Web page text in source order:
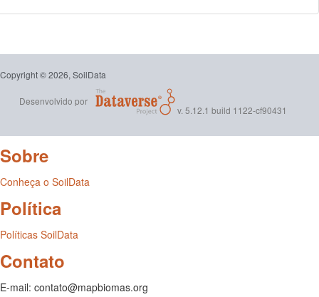
Copyright © 2026, SoilData
Desenvolvido por
v. 5.12.1 build 1122-cf90431
Sobre
Conheça o SoilData
Política
Políticas SoilData
Contato
E-mail: contato@mapbiomas.org